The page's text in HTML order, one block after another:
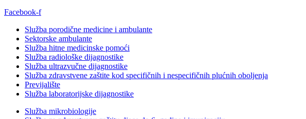
Facebook-f
Služba porodične medicine i ambulante
Sektorske ambulante
Služba hitne medicinske pomoći
Služba radiološke dijagnostike
Služba ultrazvučne dijagnostike
Služba zdravstvene zaštite kod specifičnih i nespecifičnih plućnih oboljenja
Previjalište
Služba laboratorijske dijagnostike
Služba mikrobiologije